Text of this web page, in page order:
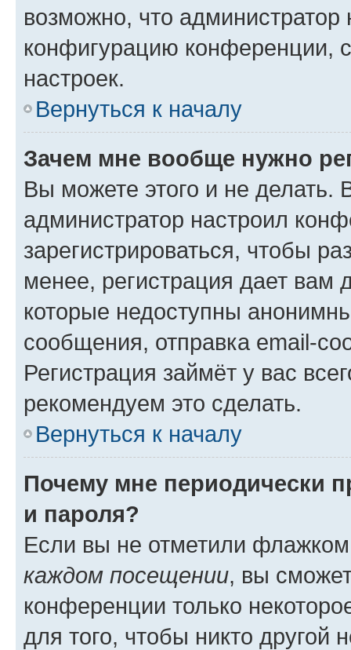
возможно, что администратор
конфигурацию конференции,
настроек.
Вернуться к началу
Зачем мне вообще нужно
Вы можете этого и не делать.
администратор настроил
зарегистрироваться, чтобы
менее, регистрация дает вам
которые недоступны
сообщения, отправка email-
Регистрация займёт у вас
рекомендуем это сделать.
Вернуться к началу
Почему мне периодически
и пароля?
Если вы не отметили
каждом посещении, вы
конференции только
для того, чтобы никто другой